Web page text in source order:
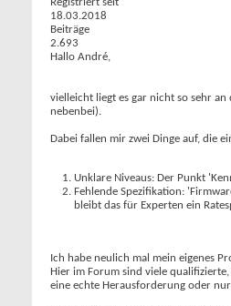
18.03.2018
Beiträge
2.693
Hallo André,
vielleicht liegt es gar nicht so sehr
nebenbei).
Dabei fallen mir zwei Dinge auf, die
Unklare Niveaus: Der Punkt
Fehlende Spezifikation:
bleibt das für Experten ein
Ich habe neulich mal mein eigenes
Hier im Forum sind viele
eine echte Herausforderung oder